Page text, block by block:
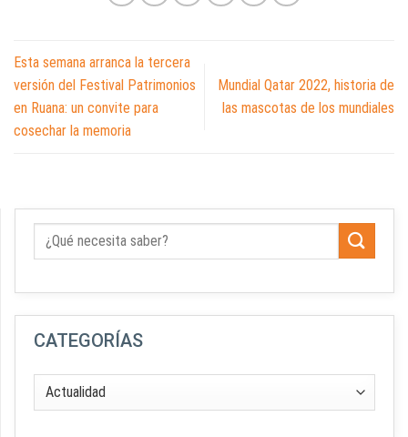
Esta semana arranca la tercera
versión del Festival Patrimonios
en Ruana: un convite para
cosechar la memoria
Mundial Qatar 2022, historia de
las mascotas de los mundiales
CATEGORÍAS